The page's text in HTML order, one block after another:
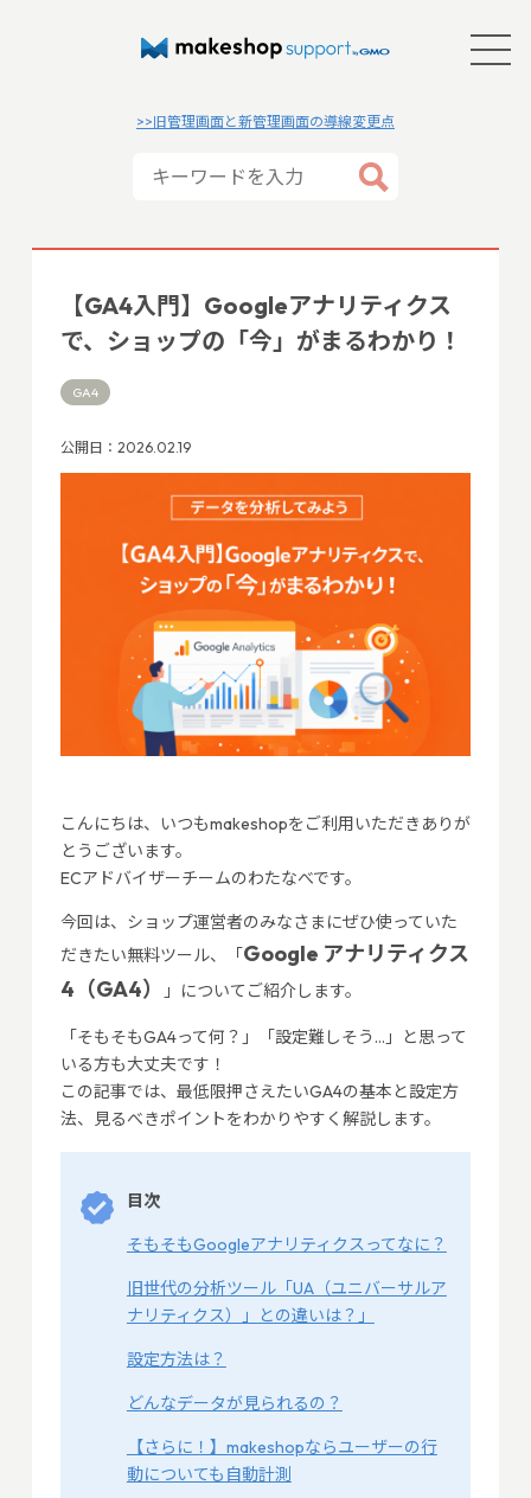
>>旧管理画面と新管理画面の導線変更点
【GA4入門】Googleアナリティクス
で、ショップの「今」がまるわかり！
GA4
公開日：2026.02.19
こんにちは、いつもmakeshopをご利用いただきありが
とうございます。
ECアドバイザーチームのわたなべです。
今回は、ショップ運営者のみなさまにぜひ使っていた
だきたい無料ツール、「 Google アナリティクス
4（GA4）
」についてご紹介します。
「そもそもGA4って何？」「設定難しそう…」と思って
いる方も大丈夫です！
この記事では、最低限押さえたいGA4の基本と設定方
法、見るべきポイントをわかりやすく解説します。
目次
そもそもGoogleアナリティクスってなに？
旧世代の分析ツール「UA（ユニバーサルア
ナリティクス）」との違いは？」
設定方法は？
どんなデータが見られるの？
【さらに！】makeshopならユーザーの行
動についても自動計測